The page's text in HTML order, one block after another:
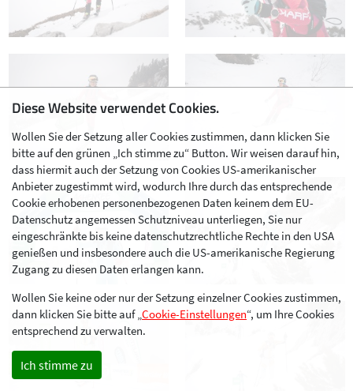
Diese Website verwendet Cookies.
Wollen Sie der Setzung aller Cookies zustimmen, dann klicken Sie
bitte auf den grünen „Ich stimme zu“ Button. Wir weisen darauf hin,
dass hiermit auch der Setzung von Cookies US-amerikanischer
Anbieter zugestimmt wird, wodurch Ihre durch das entsprechende
Cookie erhobenen personenbezogenen Daten keinem dem EU-
Datenschutz angemessen Schutzniveau unterliegen, Sie nur
eingeschränkte bis keine datenschutzrechtliche Rechte in den USA
genießen und insbesondere auch die US-amerikanische Regierung
Zugang zu diesen Daten erlangen kann.
Wollen Sie keine oder nur der Setzung einzelner Cookies zustimmen,
dann klicken Sie bitte auf „Cookie-Einstellungen“, um Ihre Cookies
entsprechend zu verwalten.
Ich stimme zu